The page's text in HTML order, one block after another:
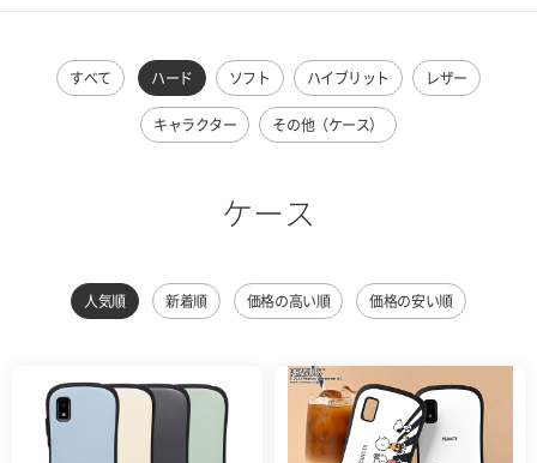
すべて ハード ソフト ハイブリット レザー
キャラクター その他（ケース）
ケース
人気順 新着順 価格の高い順 価格の安い順